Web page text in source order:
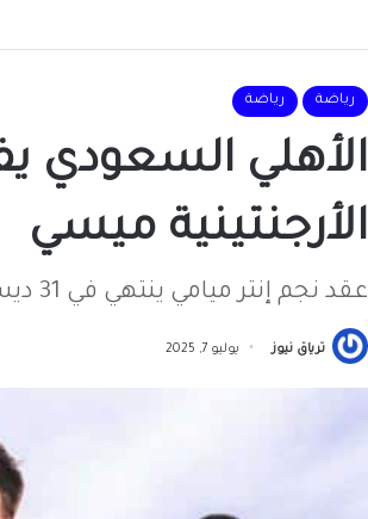
رياضة رياضة
الأهلي السعودي
الأرجنتينية ميسي
عقد نجم إنتر ميامي ينتهي في 31 ديسمبر المقبل
ترياق نيوز يوليو 7, 2025